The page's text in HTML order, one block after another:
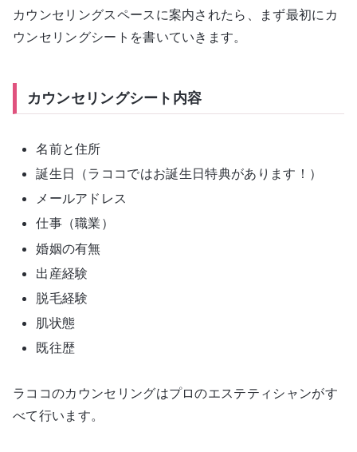
カウンセリングスペースに案内されたら、まず最初にカ
ウンセリングシートを書いていきます。
カウンセリングシート内容
名前と住所
誕生日（ラココではお誕生日特典があります！）
メールアドレス
仕事（職業）
婚姻の有無
出産経験
脱毛経験
肌状態
既往歴
ラココのカウンセリングはプロのエステティシャンがす
べて行います。